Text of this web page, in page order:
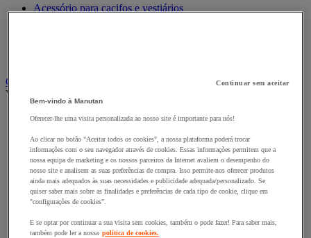
Acessório para cacifos e vestiários
Carro e reboque de movimentação industriais
Ver todas as categorias
Acessórios para carro
Carro contentor
Carro de inox e alumínio
Carro de nível constante
Carro de plataformas
Carro dobrável
Carro eléctrico
Carro em fio de aço
Carro para caixas
Continuar sem aceitar
Bem-vindo à Manutan
Oferecer-lhe uma visita personalizada ao nosso site é importante para nós!
Ao clicar no botão "Aceitar todos os cookies", a nossa plataforma poderá trocar
informações com o seu navegador através de cookies. Essas informações permitem que a
nossa equipa de marketing e os nossos parceiros da Internet avaliem o desempenho do
nosso site e analisem as suas preferências de compra. Isso permite-nos oferecer produtos
ainda mais adequados às suas necessidades e publicidade adequada/personalizado. Se
quiser saber mais sobre as finalidades e preferências de cada tipo de cookie, clique em
"configurações de cookies".
E se optar por continuar a sua visita sem cookies, também o pode fazer! Para saber mais,
também pode ler a nossa política de cookies.